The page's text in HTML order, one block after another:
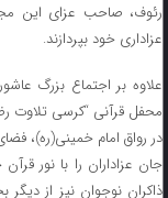
رئوف، صاحب عزای این
عزاداری خود بپردازند.
علاوه بر اجتماع بزرگ
محفل قرآنی “کرسی تلاوت
در رواق امام خمینی(ره)،
جان عزاداران را با نور
ذاکران نوجوان نیز از